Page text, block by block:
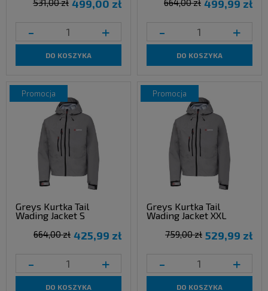
499,00 zł
531,00 zł
- +
DO KOSZYKA
499,99 zł
664,00 zł
- +
DO KOSZYKA
Greys Kurtka Tail
Wading Jacket S
425,99 zł
664,00 zł
- +
DO KOSZYKA
promocja
Greys Kurtka Tail
Wading Jacket XXL
529,99 zł
759,00 zł
- +
DO KOSZYKA
promocja